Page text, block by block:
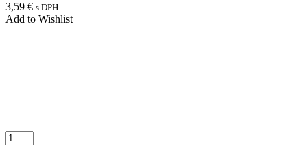
3,59 € s DPH
Add to Wishlist